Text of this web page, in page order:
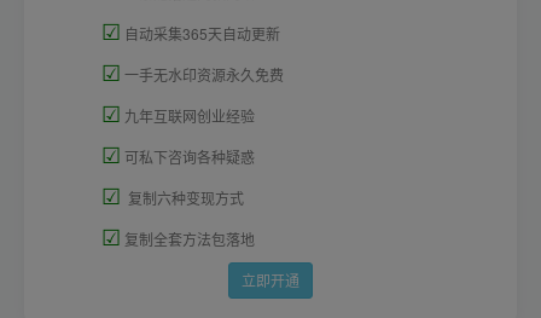
☑ 自动采集365天自动更新
☑ 一手无水印资源永久免费
☑ 九年互联网创业经验
☑ 可私下咨询各种疑惑
☑ 复制六种变现方式
☑ 复制全套方法包落地
立即开通